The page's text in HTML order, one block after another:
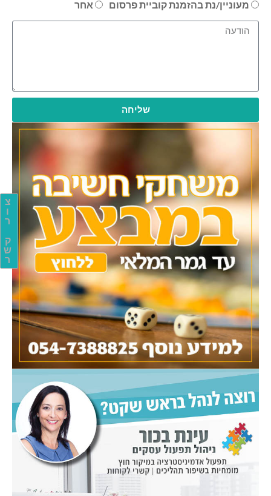
צ
ו
ר
ק
ש
ר
מעוניין/נת בהזמנת קוביית פרסום אחר
שליחה